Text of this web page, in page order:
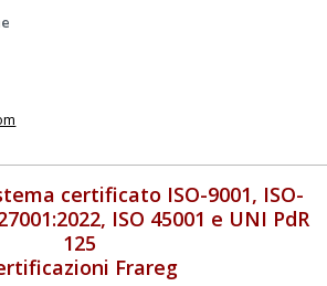
certificato ISO-9001, ISO-
ISO 45001 e UNI PdR
125
Frareg